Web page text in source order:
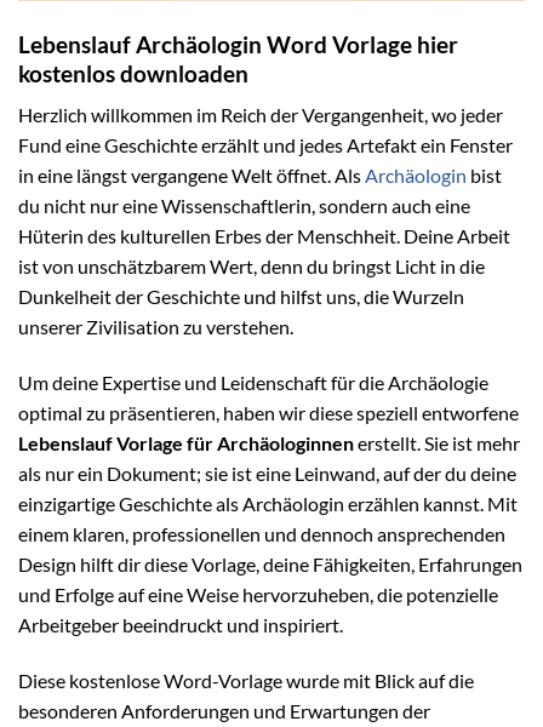
Lebenslauf Archäologin Word Vorlage hier
kostenlos downloaden
Herzlich willkommen im Reich der Vergangenheit, wo jeder
Fund eine Geschichte erzählt und jedes Artefakt ein Fenster
in eine längst vergangene Welt öffnet. AlsArchäologin bist
du nicht nur eine Wissenschaftlerin, sondern auch eine
Hüterin des kulturellen Erbes der Menschheit. Deine Arbeit
ist von unschätzbarem Wert, denn du bringst Licht in die
Dunkelheit der Geschichte und hilfst uns, die Wurzeln
unserer Zivilisation zu verstehen.
Um deine Expertise und Leidenschaft für die Archäologie
optimal zu präsentieren, haben wir diese speziell entworfene
Lebenslauf Vorlage für Archäologinnenerstellt. Sie ist mehr
als nur ein Dokument; sie ist eine Leinwand, auf der du deine
einzigartige Geschichte als Archäologin erzählen kannst. Mit
einem klaren, professionellen und dennoch ansprechenden
Design hilft dir diese Vorlage, deine Fähigkeiten, Erfahrungen
und Erfolge auf eine Weise hervorzuheben, die potenzielle
Arbeitgeber beeindruckt und inspiriert.
Diese kostenlose Word-Vorlage wurde mit Blick auf die
besonderen Anforderungen und Erwartungen der